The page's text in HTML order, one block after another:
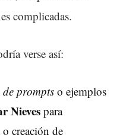
complicadas.
verse así:
promptso ejemplos
Nievespara
creación de